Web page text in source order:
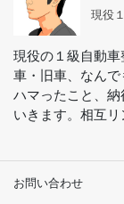
現役
現役の１級自動
車・旧車、なんで
ハマったこと、
いきます。相互リ
お問い合わせ